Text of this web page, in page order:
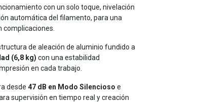
con un solo toque, nivelación
automática del filamento, para una
complicaciones.
de aleación de aluminio fundido a
(6,8 kg) con una estabilidad
en cada trabajo.
desde 47 dB en Modo Silencioso e
supervisión en tiempo real y creación